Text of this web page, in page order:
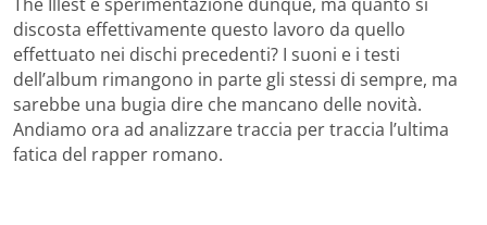
discosta effettivamente questo lavoro da quello
effettuato nei dischi precedenti? I suoni e i testi
dell’album rimangono in parte gli stessi di sempre, ma
sarebbe una bugia dire che mancano delle novità.
Andiamo ora ad analizzare traccia per traccia l’ultima
fatica del rapper romano.